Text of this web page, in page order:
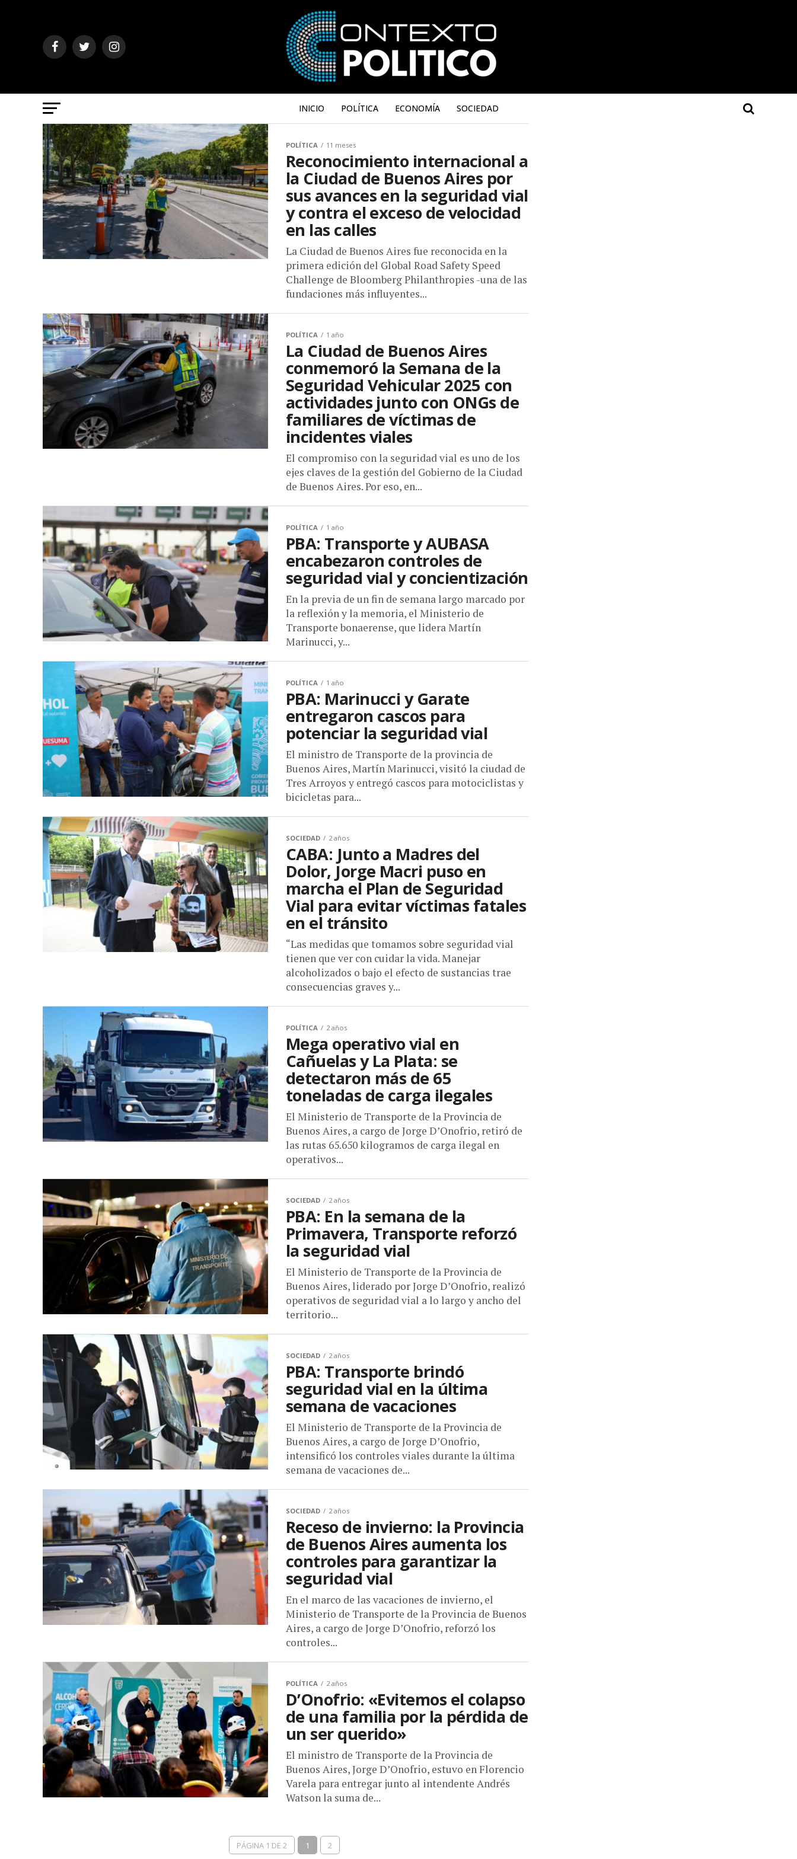
INICIO POLÍTICA ECONOMÍA SOCIEDAD
POLÍTICA 11 meses
Reconocimiento internacional a
la Ciudad de Buenos Aires por
sus avances en la seguridad vial
y contra el exceso de velocidad
en las calles
La Ciudad de Buenos Aires fue reconocida en la
primera edición del Global Road Safety Speed
Challenge de Bloomberg Philanthropies -una de las
fundaciones más influyentes...
POLÍTICA 1 año
La Ciudad de Buenos Aires
conmemoró la Semana de la
Seguridad Vehicular 2025 con
actividades junto con ONGs de
familiares de víctimas de
incidentes viales
El compromiso con la seguridad vial es uno de los
ejes claves de la gestión del Gobierno de la Ciudad
de Buenos Aires. Por eso, en...
POLÍTICA 1 año
PBA: Transporte y AUBASA
encabezaron controles de
seguridad vial y concientización
En la previa de un fin de semana largo marcado por
la reflexión y la memoria, el Ministerio de
Transporte bonaerense, que lidera Martín
Marinucci, y...
POLÍTICA 1 año
PBA: Marinucci y Garate
entregaron cascos para
potenciar la seguridad vial
El ministro de Transporte de la provincia de
Buenos Aires, Martín Marinucci, visitó la ciudad de
Tres Arroyos y entregó cascos para motociclistas y
bicicletas para...
SOCIEDAD 2 años
CABA: Junto a Madres del
Dolor, Jorge Macri puso en
marcha el Plan de Seguridad
Vial para evitar víctimas fatales
en el tránsito
“Las medidas que tomamos sobre seguridad vial
tienen que ver con cuidar la vida. Manejar
alcoholizados o bajo el efecto de sustancias trae
consecuencias graves y...
POLÍTICA 2 años
Mega operativo vial en
Cañuelas y La Plata: se
detectaron más de 65
toneladas de carga ilegales
El Ministerio de Transporte de la Provincia de
Buenos Aires, a cargo de Jorge D’Onofrio, retiró de
las rutas 65.650 kilogramos de carga ilegal en
operativos...
SOCIEDAD 2 años
PBA: En la semana de la
Primavera, Transporte reforzó
la seguridad vial
El Ministerio de Transporte de la Provincia de
Buenos Aires, liderado por Jorge D’Onofrio, realizó
operativos de seguridad vial a lo largo y ancho del
territorio...
SOCIEDAD 2 años
PBA: Transporte brindó
seguridad vial en la última
semana de vacaciones
El Ministerio de Transporte de la Provincia de
Buenos Aires, a cargo de Jorge D’Onofrio,
intensificó los controles viales durante la última
semana de vacaciones de...
SOCIEDAD 2 años
Receso de invierno: la Provincia
de Buenos Aires aumenta los
controles para garantizar la
seguridad vial
En el marco de las vacaciones de invierno, el
Ministerio de Transporte de la Provincia de Buenos
Aires, a cargo de Jorge D’Onofrio, reforzó los
controles...
POLÍTICA 2 años
D’Onofrio: «Evitemos el colapso
de una familia por la pérdida de
un ser querido»
El ministro de Transporte de la Provincia de
Buenos Aires, Jorge D’Onofrio, estuvo en Florencio
Varela para entregar junto al intendente Andrés
Watson la suma de...
PÁGINA 1 DE 2 1 2